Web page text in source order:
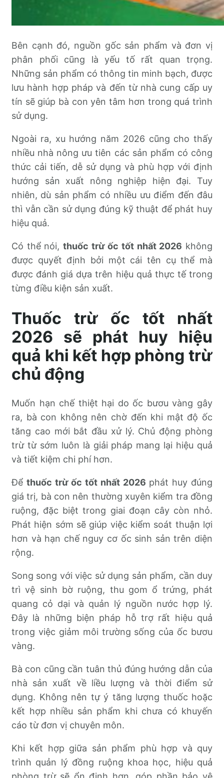
Bên cạnh đó, nguồn gốc sản phẩm và đơn vị
phân phối cũng là yếu tố rất quan trọng.
Những sản phẩm có thông tin minh bạch, được
lưu hành hợp pháp và đến từ nhà cung cấp uy
tín sẽ giúp bà con yên tâm hơn trong quá trình
sử dụng.
Ngoài ra, xu hướng năm 2026 cũng cho thấy
nhiều nhà nông ưu tiên các sản phẩm có công
thức cải tiến, dễ sử dụng và phù hợp với định
hướng sản xuất nông nghiệp hiện đại. Tuy
nhiên, dù sản phẩm có nhiều ưu điểm đến đâu
thì vẫn cần sử dụng đúng kỹ thuật để phát huy
hiệu quả.
Có thể nói, thuốc trừ ốc tốt nhất 2026 không
được quyết định bởi một cái tên cụ thể mà
được đánh giá dựa trên hiệu quả thực tế trong
từng điều kiện sản xuất.
Thuốc trừ ốc tốt nhất
2026 sẽ phát huy hiệu
quả khi kết hợp phòng trừ
chủ động
Muốn hạn chế thiệt hại do ốc bươu vàng gây
ra, bà con không nên chờ đến khi mật độ ốc
tăng cao mới bắt đầu xử lý. Chủ động phòng
trừ từ sớm luôn là giải pháp mang lại hiệu quả
và tiết kiệm chi phí hơn.
Để thuốc trừ ốc tốt nhất 2026 phát huy đúng
giá trị, bà con nên thường xuyên kiểm tra đồng
ruộng, đặc biệt trong giai đoạn cây còn nhỏ.
Phát hiện sớm sẽ giúp việc kiểm soát thuận lợi
hơn và hạn chế nguy cơ ốc sinh sản trên diện
rộng.
Song song với việc sử dụng sản phẩm, cần duy
trì vệ sinh bờ ruộng, thu gom ổ trứng, phát
quang cỏ dại và quản lý nguồn nước hợp lý.
Đây là những biện pháp hỗ trợ rất hiệu quả
trong việc giảm môi trường sống của ốc bươu
vàng.
Bà con cũng cần tuân thủ đúng hướng dẫn của
nhà sản xuất về liều lượng và thời điểm sử
dụng. Không nên tự ý tăng lượng thuốc hoặc
kết hợp nhiều sản phẩm khi chưa có khuyến
cáo từ đơn vị chuyên môn.
Khi kết hợp giữa sản phẩm phù hợp và quy
trình quản lý đồng ruộng khoa học, hiệu quả